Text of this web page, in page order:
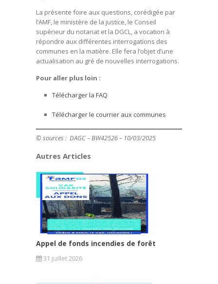
La présente foire aux questions, corédigée par
l’AMF, le ministère de la justice, le Conseil
supérieur du notariat et la DGCL, a vocation à
répondre aux différentes interrogations des
communes en la matière. Elle fera l’objet d’une
actualisation au gré de nouvelles interrogations.
Pour aller plus loin :
Télécharger la FAQ
Télécharger le courrier aux communes
© sources : DAGC – BW42526– 10/03/2025
Autres Articles
Appel de fonds incendies de forêt
31 juillet 2026